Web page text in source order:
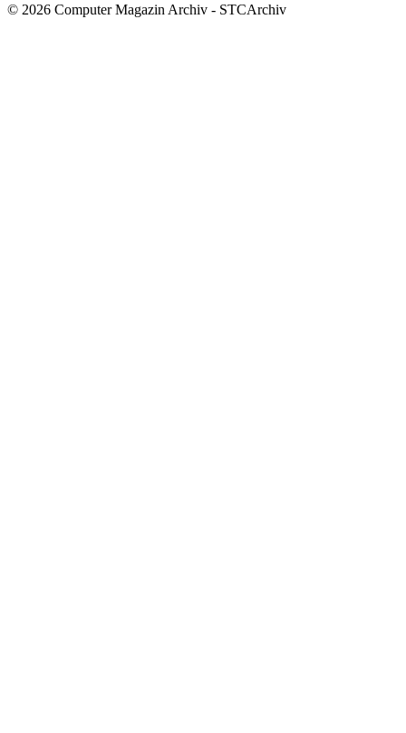
© 2026 Computer Magazin Archiv - STCArchiv